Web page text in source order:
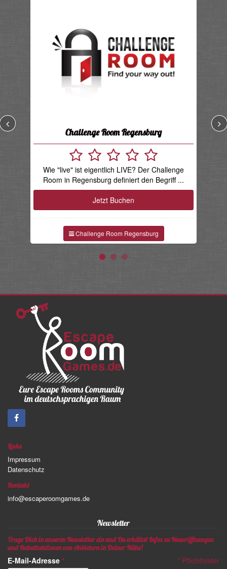
Challenge Room Regensburg
Wie "live" ist eigentlich LIVE? Der Challenge
Room in Regensburg definiert den Begriff ...
Jetzt Buchen
Challenge Room Regensburg
Links
Impressum
Datenschutz
Kontakt
info@escaperoomgames.de
Newsletter
Trage Dich in unseren Newsletter ein und Du erhältst Infos zu Neueröffnungen
und Rabattaktionen von Anbietern in Deiner Nähe!
* Pflichtfelder
E-Mail-Adresse *